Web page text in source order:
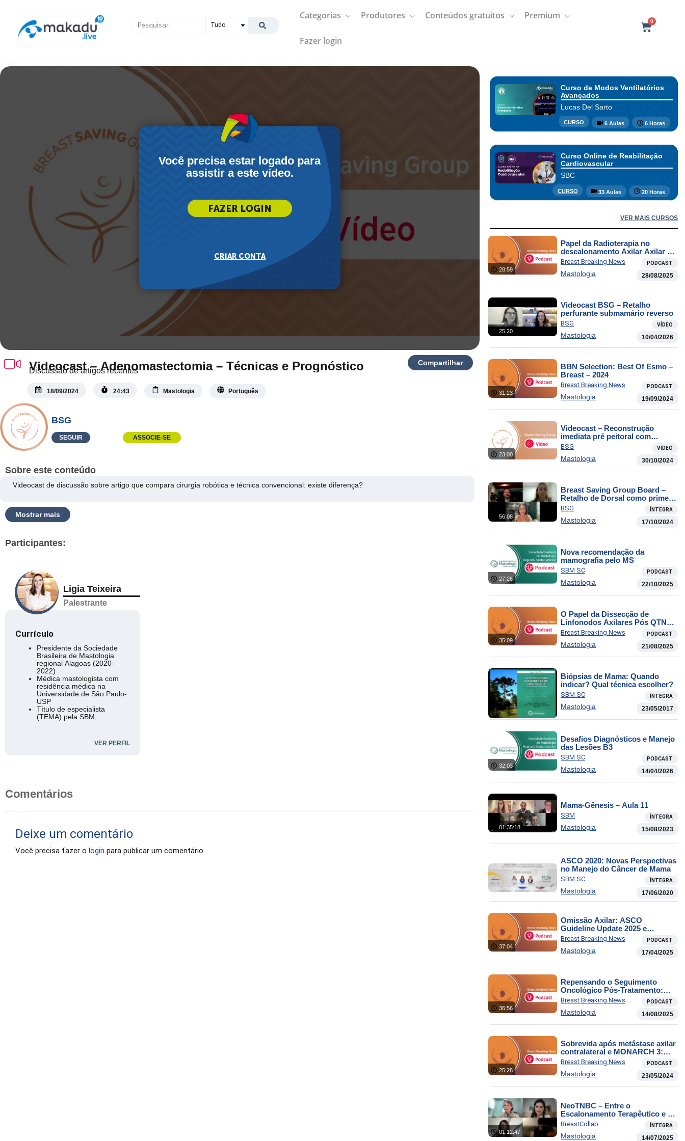
Pesquisar
Categorias Produtores Conteúdos gratuitos Premium
Fazer login
0C
Você precisa estar logado para
assistir a este vídeo.
Videocast – Adenomastectomia – Técnicas e Prognóstico
Discussão de artigos recentes
Compartilhar
18/09/2024 24:43 Mastologia Português
BSG
SEGUIR ASSOCIE-SE
Sobre este conteúdo
Videocast de discussão sobre artigo que compara cirurgia robótica e técnica convencional: existe diferença?
Mostrar mais
Participantes:
Ligia Teixeira
Palestrante
Currículo
Presidente da Sociedade
Brasileira de Mastologia
regional Alagoas (2020-
2022)
Médica mastologista com
residência médica na
Universidade de São Paulo-
USP
Título de especialista
(TEMA) pela SBM;
pelo Centro de Treinamento
em Oncoplastia (CTO)VER PERFIL
Comentários
Deixe um comentário
Você precisa fazer o login para publicar um comentário.
Curso de Modos Ventilatórios
Avançados
Lucas Del Sarto
CURSO 6 Aulas 6 Horas
Curso Online de Reabilitação
Cardiovascular
SBC
CURSO 33 Aulas 20 Horas
VER MAIS CURSOS
28:59
Papel da Radioterapia no
descalonamento Axilar Axilar e
BWEL Trial : Intervenção remota
de perda de peso no câncer de
mama: eficácia clínica e
aplicabilidade na rotina
Breast Breaking News PODCAST
Mastologia 28/08/2025
25:20
Videocast BSG – Retalho
perfurante submamário reverso
BSG VÍDEO
Mastologia 10/04/2026
31:23
BBN Selection: Best Of Esmo –
Breast – 2024
Breast Breaking News PODCAST
Mastologia 19/09/2024
23:00
Videocast – Reconstrução
imediata pré peitoral com
implante poliuretano
BSG VÍDEO
Mastologia 30/10/2024
56:08
Breast Saving Group Board –
Retalho de Dorsal como primeira
alternativa na Reconstrução
WHY NOT?
BSG ÍNTEGRA
Mastologia 17/10/2024
27:26
Nova recomendação da
mamografia pelo MS
SBM SC PODCAST
Mastologia 22/10/2025
35:09
O Papel da Dissecção de
Linfonodos Axilares Pós QTNeo
Adjuv. em pacientes com Câncer
de Mama e Doença Linfonodal
Residual e Seguimento
Imaginológico Cerebral:
Breast Breaking News PODCAST
Mastologia 21/08/2025
Biópsias de Mama: Quando
indicar? Qual técnica escolher?
SBM SC ÍNTEGRA
Mastologia 23/05/2017
32:03
Desafios Diagnósticos e Manejo
das Lesões B3
SBM SC PODCAST
Mastologia 14/04/2026
01:35:18
Mama-Gênesis – Aula 11
SBM ÍNTEGRA
Mastologia 15/08/2023
ASCO 2020: Novas Perspectivas
no Manejo do Câncer de Mama
SBM SC ÍNTEGRA
Mastologia 17/06/2020
37:04
Omissão Axilar: ASCO
Guideline Update 2025 e
Sacituzumab Tirumotecan: Nova
Esperança em Câncer de Mama
Triplo-Negativo Metastático
Breast Breaking News PODCAST
Mastologia 17/04/2025
36:56
Repensando o Seguimento
Oncológico Pós-Tratamento:
Efetividade das Visitas
Periódicas nos primeiros 5 anos
na Detecção Precoce de
Recidivas do Câncer de Mama e
Câncer de Mama: Menor
Recorrencia com 5 Anos Extras
de Inibidor de Aromatase
Breast Breaking News PODCAST
Mastologia 14/08/2025
25:28
Sobrevida após metástase axilar
contralateral e MONARCH 3:
Abemaciclib e Inibidor de
Aromatase: Sobrevida Global
Breast Breaking News PODCAST
Mastologia 23/05/2024
01:12:47
NeoTNBC – Entre o
Escalonamento Terapêutico e a
Abordagem Individualizada
BreastCollab ÍNTEGRA
Mastologia 14/07/2025